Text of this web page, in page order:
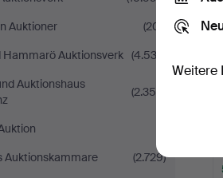
Auktioner
(201)
Hammarö Auktionsverk (4.533)
Auktionshaus
(2.356)
Auktionskammare
(2.729)
Weitere